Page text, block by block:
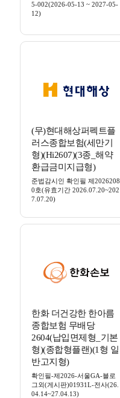
5-002(2026-05-13 ~ 2027-05-
12)
(무)현대해상퍼펙트플
러스종합보험(세만기
형)(Hi2607)(3종_해약
환급금미지급형)
준법감시인 확인필 제2026208
0호(유효기간 2026.07.20~202
7.07.20)
한화 더건강한 한아름
종합보험 무배당
2604(납입면제형_기본
형)(종합형플랜)(1형 일
반고지형)
확인필-제2026-서울GA-블로
그외(게시판)01931L-전사(26.
04.14~27.04.13)